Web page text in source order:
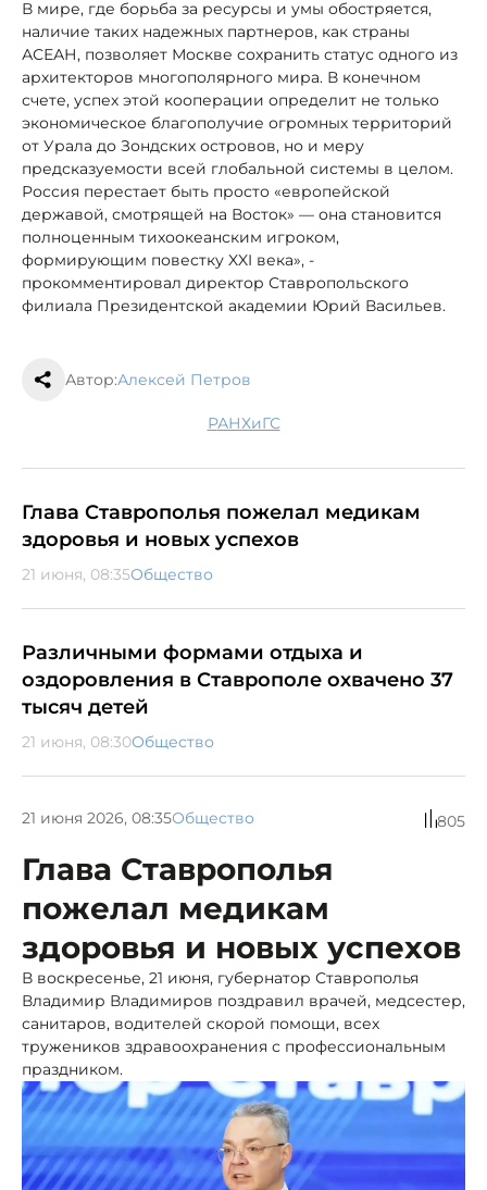
В мире, где борьба за ресурсы и умы обостряется,
наличие таких надежных партнеров, как страны
АСЕАН, позволяет Москве сохранить статус одного из
архитекторов многополярного мира. В конечном
счете, успех этой кооперации определит не только
экономическое благополучие огромных территорий
от Урала до Зондских островов, но и меру
предсказуемости всей глобальной системы в целом.
Россия перестает быть просто «европейской
державой, смотрящей на Восток» — она становится
полноценным тихоокеанским игроком,
формирующим повестку XXI века», -
прокомментировал директор Ставропольского
филиала Президентской академии Юрий Васильев.
Автор:Алексей Петров
РАНХиГС
Глава Ставрополья пожелал медикам
здоровья и новых успехов
21 июня, 08:35Общество
Различными формами отдыха и
оздоровления в Ставрополе охвачено 37
тысяч детей
21 июня, 08:30Общество
21 июня 2026, 08:35Общество 805
Глава Ставрополья
пожелал медикам
здоровья и новых успехов
В воскресенье, 21 июня, губернатор Ставрополья
Владимир Владимиров поздравил врачей, медсестер,
санитаров, водителей скорой помощи, всех
тружеников здравоохранения с профессиональным
праздником.